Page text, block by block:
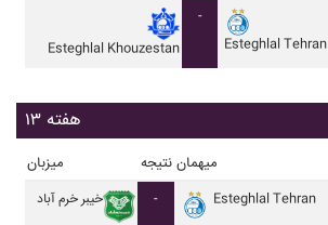
Esteghlal Khouzestan
-
Esteghlal Tehran
هفته ۱۳
میزبان نتیجه میهمان
خيبر خرم آباد - Esteghlal Tehran